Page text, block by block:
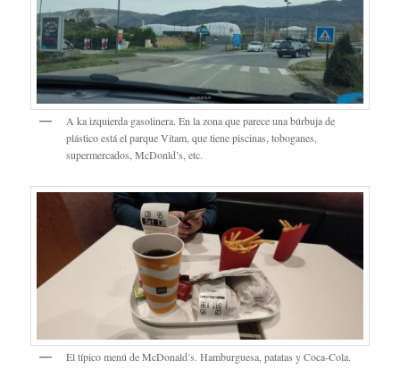
A ka izquierda gasolinera. En la zona que parece una búrbuja de
plástico está el parque Vitam, que tiene piscinas, toboganes,
supermercados, McDonld’s, etc.
El típico menú de McDonald’s. Hamburguesa, patatas y Coca-Cola.